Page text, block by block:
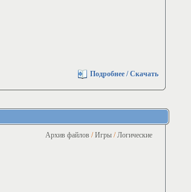
Подробнее / Скачать
Архив файлов /Игры /Логические